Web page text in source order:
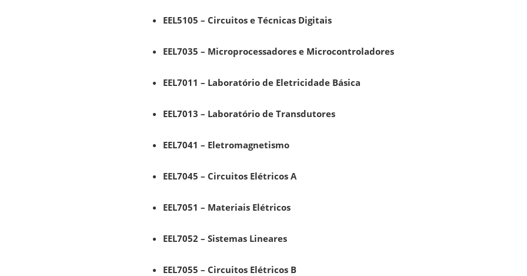
EEL5105 – Circuitos e Técnicas Digitais
EEL7035 – Microprocessadores e Microcontroladores
EEL7011 – Laboratório de Eletricidade Básica
EEL7013 – Laboratório de Transdutores
EEL7041 – Eletromagnetismo
EEL7045 – Circuitos Elétricos A
EEL7051 – Materiais Elétricos
EEL7052 – Sistemas Lineares
EEL7055 – Circuitos Elétricos B